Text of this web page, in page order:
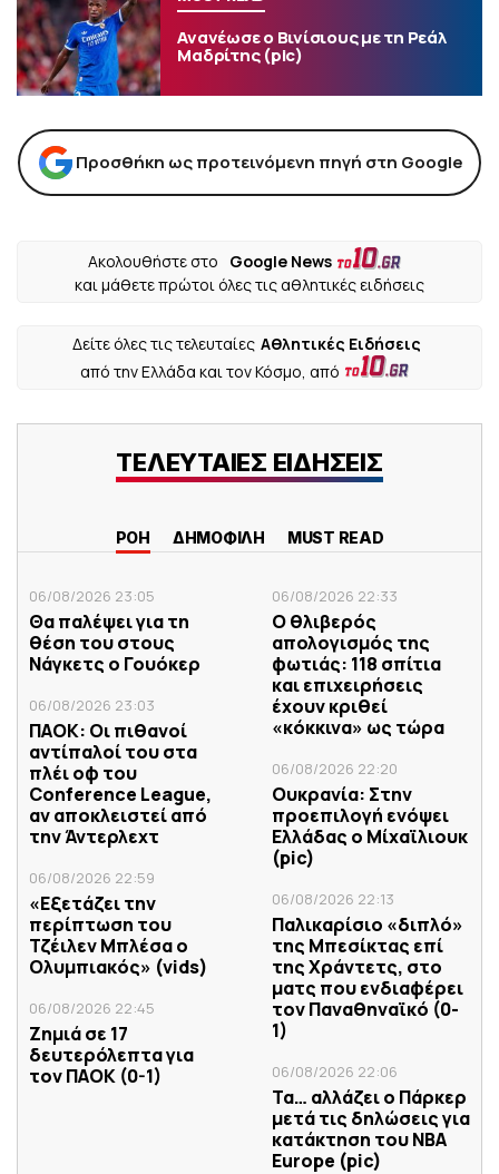
Ανανέωσε ο Βινίσιους με τη Ρεάλ
Μαδρίτης (pic)
Προσθήκη ως προτεινόμενη πηγή στη Google
Ακολουθήστε στο
Google News
και μάθετε πρώτοι όλες τις αθλητικές ειδήσεις
Δείτε όλες τις τελευταίες Αθλητικές Ειδήσεις
από την Ελλάδα και τον Κόσμο, από
ΤΕΛΕΥΤΑΙΕΣ ΕΙΔΗΣΕΙΣ
ΡΟΗ ΔΗΜΟΦΙΛΗ MUST READ
06/08/2026 23:05
Θα παλέψει για τη
θέση του στους
Νάγκετς ο Γουόκερ
06/08/2026 23:03
ΠΑΟΚ: Οι πιθανοί
αντίπαλοί του στα
πλέι οφ του
Conference League,
αν αποκλειστεί από
την Άντερλεχτ
06/08/2026 22:59
«Εξετάζει την
περίπτωση του
Τζέιλεν Μπλέσα ο
Ολυμπιακός» (vids)
06/08/2026 22:45
Ζημιά σε 17
δευτερόλεπτα για
τον ΠΑΟΚ (0-1)
06/08/2026 22:33
Ο θλιβερός
απολογισμός της
φωτιάς: 118 σπίτια
και επιχειρήσεις
έχουν κριθεί
«κόκκινα» ως τώρα
06/08/2026 22:20
Ουκρανία: Στην
προεπιλογή ενόψει
Ελλάδας ο Μίχαϊλιουκ
(pic)
06/08/2026 22:13
Παλικαρίσιο «διπλό»
της Μπεσίκτας επί
της Χράντετς, στο
ματς που ενδιαφέρει
τον Παναθηναϊκό (0-
1)
06/08/2026 22:06
Τα… αλλάζει ο Πάρκερ
μετά τις δηλώσεις για
κατάκτηση του ΝΒΑ
Europe (pic)